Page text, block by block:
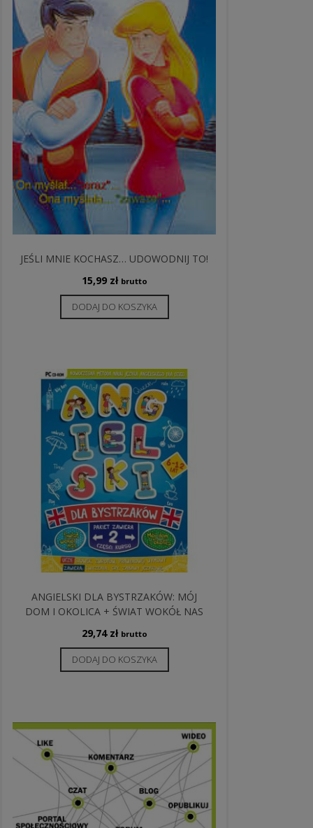
JEŚLI MNIE KOCHASZ… UDOWODNIJ TO!
15,99 zł brutto
DODAJ DO KOSZYKA
ANGIELSKI DLA BYSTRZAKÓW: MÓJ
DOM I OKOLICA + ŚWIAT WOKÓŁ NAS
29,74 zł brutto
DODAJ DO KOSZYKA